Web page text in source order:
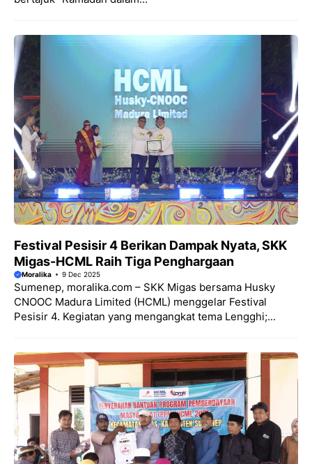
Festival Pesisir 4 Berikan Dampak Nyata, SKK
Migas-HCML Raih Tiga Penghargaan
Moralika 9 Dec 2025
Sumenep, moralika.com – SKK Migas bersama Husky
CNOOC Madura Limited (HCML) menggelar Festival
Pesisir 4. Kegiatan yang mengangkat tema Lengghi;...